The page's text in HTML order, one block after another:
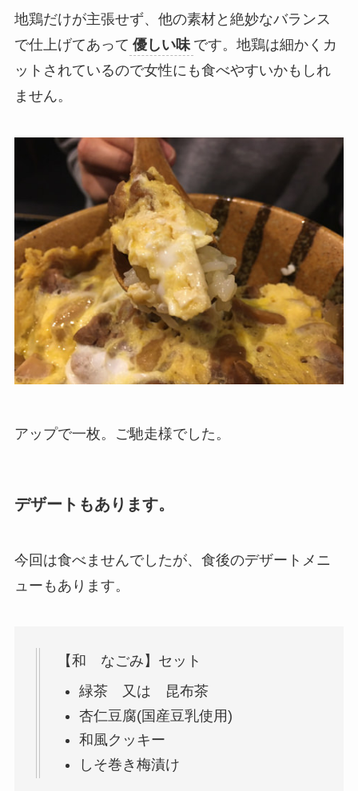
地鶏だけが主張せず、他の素材と絶妙なバランス
で仕上げてあって 優しい味 です。地鶏は細かくカ
ットされているので女性にも食べやすいかもしれ
ません。
アップで一枚。ご馳走様でした。
デザートもあります。
今回は食べませんでしたが、食後のデザートメニ
ューもあります。
【和 なごみ】セット
緑茶 又は 昆布茶
杏仁豆腐(国産豆乳使用)
和風クッキー
しそ巻き梅漬け